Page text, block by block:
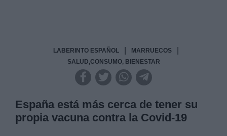
LABERINTO ESPAÑOL MARRUECOS
SALUD,CONSUMO, BIENESTAR
España está más cerca de tener su
propia vacuna contra la Covid-19